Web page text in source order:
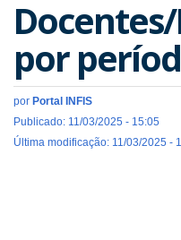
por
por Portal INFIS
Publicado: 11/03/2025 - 15:05
Última modificação: 11/03/2025 -